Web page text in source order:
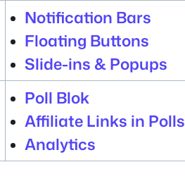
Notification Bars
Floating Buttons
Slide-ins & Popups
Poll Blok
Affiliate Links in Polls
Analytics